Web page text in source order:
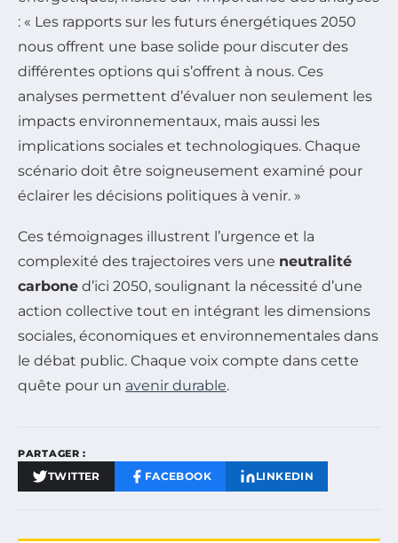
: « Les rapports sur les futurs énergétiques 2050
nous offrent une base solide pour discuter des
différentes options qui s’offrent à nous. Ces
analyses permettent d’évaluer non seulement les
impacts environnementaux, mais aussi les
implications sociales et technologiques. Chaque
scénario doit être soigneusement examiné pour
éclairer les décisions politiques à venir. »
Ces témoignages illustrent l’urgence et la
complexité des trajectoires vers une neutralité
carbone d’ici 2050, soulignant la nécessité d’une
action collective tout en intégrant les dimensions
sociales, économiques et environnementales dans
le débat public. Chaque voix compte dans cette
quête pour un avenir durable.
PARTAGER :
TWITTER FACEBOOK LINKEDIN